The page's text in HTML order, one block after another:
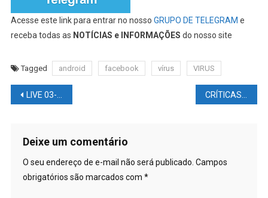
Acesse este link para entrar no nosso GRUPO DE TELEGRAM e
receba todas as NOTÍCIAS e INFORMAÇÕES do nosso site
Tagged android facebook vírus VIRUS
Navegação
Post
LIVE 03-08-2022 – CORRESPONDENTE ARIEL SELBACH COM AS INFORMAÇÕES DE PASSO FUNDO/RS E REGIÃO – Acompanhe as principais notícias desta QUARTA-FEIRA
Deixe um comentário
O seu endereço de e-mail não será publicado. Campos
obrigatórios são marcados com *